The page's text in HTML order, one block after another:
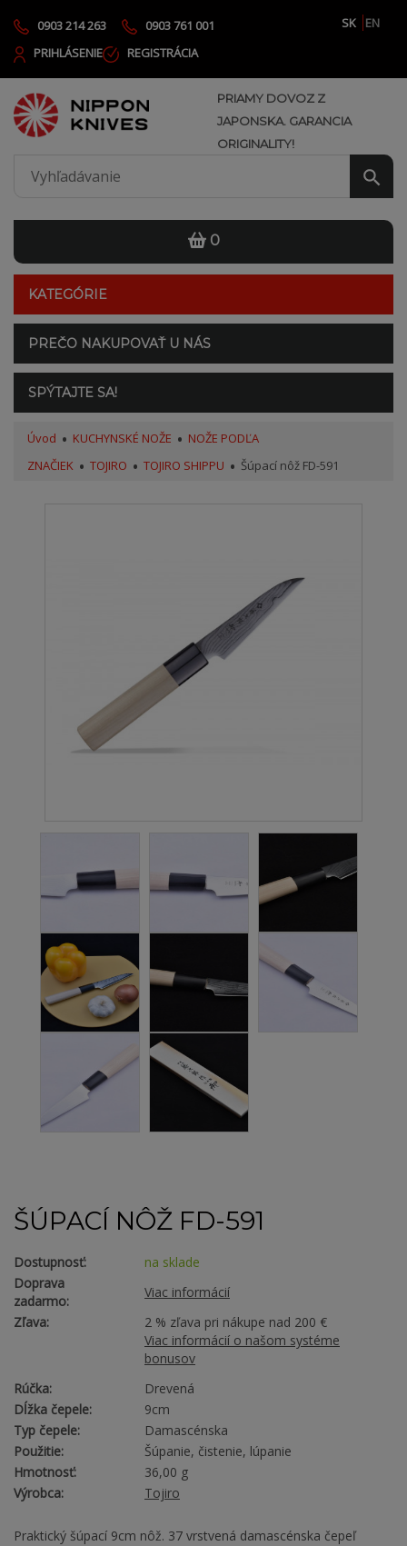
0903 214 263 0903 761 001 SK
EN
PRIHLÁSENIE
REGISTRÁCIA
PRIAMY DOVOZ Z
JAPONSKA. GARANCIA
ORIGINALITY!
0
KATEGÓRIE
PREČO NAKUPOVAŤ U NÁS
SPÝTAJTE SA!
Úvod KUCHYNSKÉ NOŽE
NOŽE PODĽA
ZNAČIEK
TOJIRO TOJIRO SHIPPU Šúpací nôž FD-591
ŠÚPACÍ NÔŽ FD-591
Dostupnosť:
na sklade
Doprava
zadarmo:
Viac informácií
Zľava:
2 % zľava pri nákupe nad 200 €
Viac informácií o našom systéme
bonusov
Rúčka:
Drevená
Dĺžka čepele:
9cm
Typ čepele:
Damascénska
Použitie:
Šúpanie, čistenie, lúpanie
Hmotnosť:
36,00 g
Výrobca:
Tojiro
Praktický šúpací 9cm nôž. 37 vrstvená damascénska čepeľ